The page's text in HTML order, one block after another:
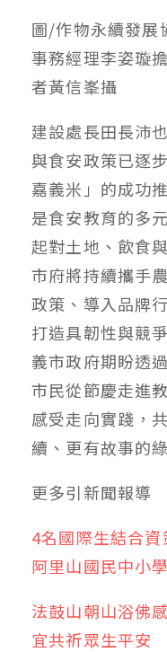
圖/作物永續發展
事務經理李姿璇
者黃信峯攝
建設處長田長沛
與食安政策已逐
嘉義米」的成功
是食安教育的多
起對土地、飲食
市府將持續攜手
政策、導入品牌
打造具韌性與競
義市政府期盼透
市民從節慶走進
感受走向實踐，
續、更有故事的
更多引新聞報導
4名國際生結合
阿里山國民中小學
法鼓山朝山浴佛
宜共祈眾生平安